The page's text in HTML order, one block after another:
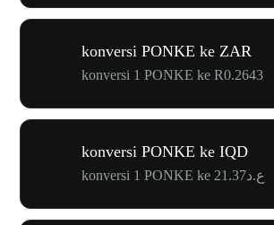
konversi PONKE ke ZAR
konversi 1 PONKE ke R0.2643
konversi PONKE ke IQD
konversi 1 PONKE ke ع.د21.37